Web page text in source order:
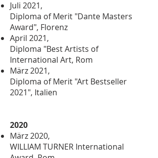
Juli 2021,
Diploma of Merit "Dante Masters
Award", Florenz
April 2021,
Diploma "Best Artists of
International Art, Rom
März 2021,
Diploma of Merit "Art Bestseller
2021", Italien
2020
März 2020,
WILLIAM TURNER International